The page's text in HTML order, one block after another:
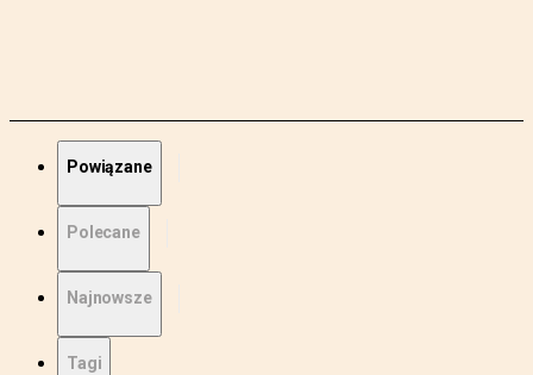
Powiązane
Polecane
Najnowsze
Tagi